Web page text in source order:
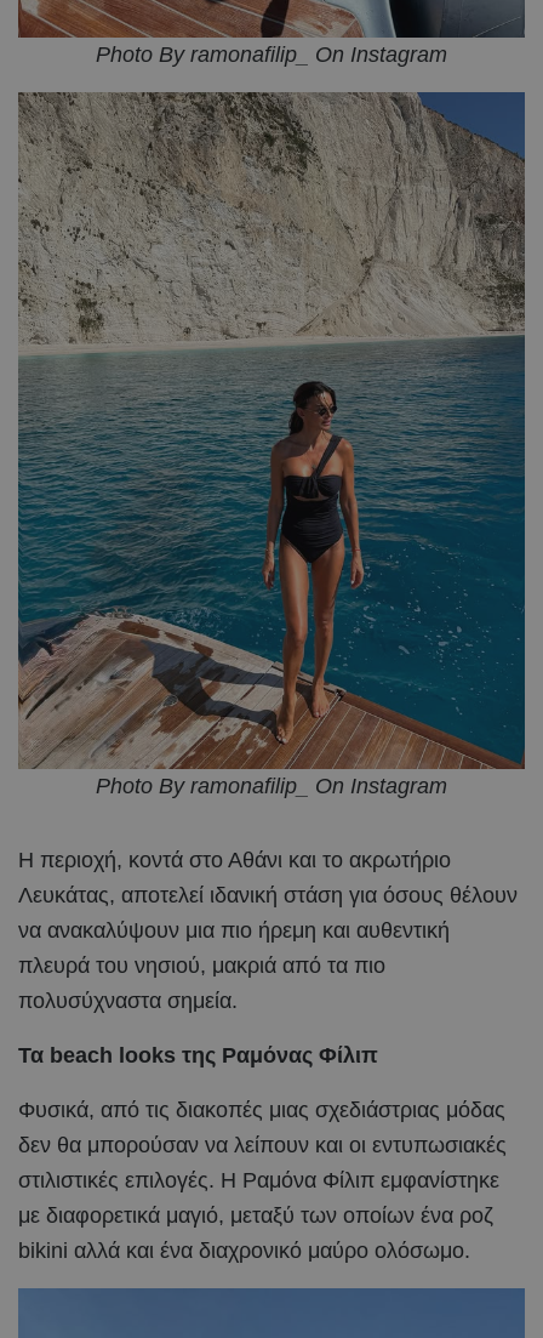
Photo By ramonafilip_ On Instagram
Photo By ramonafilip_ On Instagram
Η περιοχή, κοντά στο Αθάνι και το ακρωτήριο
Λευκάτας, αποτελεί ιδανική στάση για όσους θέλουν
να ανακαλύψουν μια πιο ήρεμη και αυθεντική
πλευρά του νησιού, μακριά από τα πιο
πολυσύχναστα σημεία.
Τα beach looks της Ραμόνας Φίλιπ
Φυσικά, από τις διακοπές μιας σχεδιάστριας μόδας
δεν θα μπορούσαν να λείπουν και οι εντυπωσιακές
στιλιστικές επιλογές. Η Ραμόνα Φίλιπ εμφανίστηκε
με διαφορετικά μαγιό, μεταξύ των οποίων ένα ροζ
bikini αλλά και ένα διαχρονικό μαύρο ολόσωμο.